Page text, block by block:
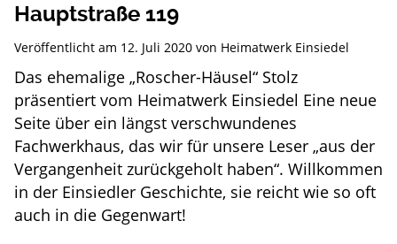
Hauptstraße 119
Veröffentlicht am 12. Juli 2020von Heimatwerk Einsiedel
Das ehemalige „Roscher-Häusel“ Stolz
präsentiert vom Heimatwerk Einsiedel Eine neue
Seite über ein längst verschwundenes
Fachwerkhaus, das wir für unsere Leser „aus der
Vergangenheit zurückgeholt haben“. Willkommen
in der Einsiedler Geschichte, sie reicht wie so oft
auch in die Gegenwart!